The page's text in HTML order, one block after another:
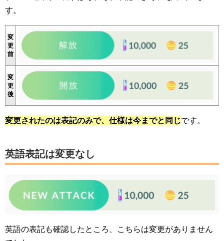
す。
変
更
前
変
更
後
変更されたのは表記のみで、仕様は今までと同じです。
英語表記は変更なし
英語の表記も確認したところ、こちらは変更がありません